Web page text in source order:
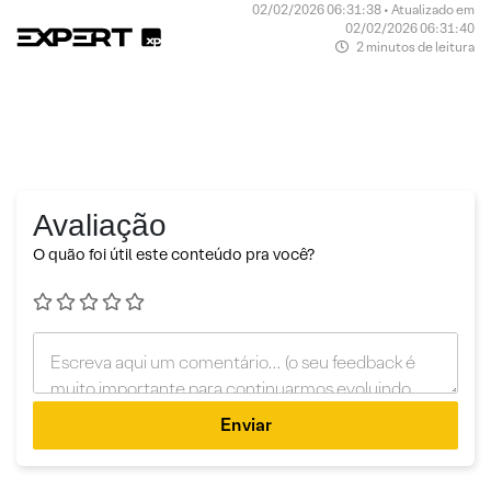
02/02/2026 06:31:38 • Atualizado em
02/02/2026 06:31:40
2 minutos de leitura
Avaliação
O quão foi útil este conteúdo pra você?
Enviar